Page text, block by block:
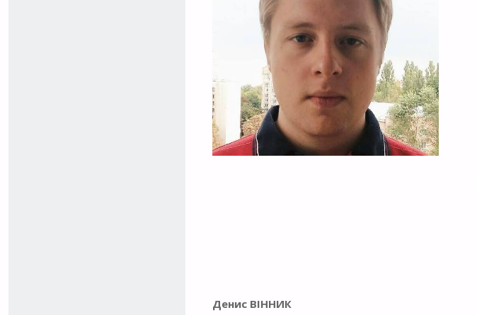
Денис ВІННИК